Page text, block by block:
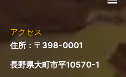
ニ
ー
アクセス
住所：〒398-0001
長野県大町市平10570-1